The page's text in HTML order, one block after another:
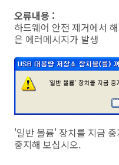
오류내용 :
하드웨어 안전 제거에서
은 에러메시지가 발생
'일반 볼륨' 장치를 지금
중지해 보십시오.